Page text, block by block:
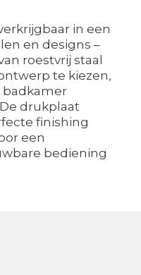
in een
en designs –
roestvrij staal
te kiezen,
badkamer
drukplaat
finishing
een
bediening